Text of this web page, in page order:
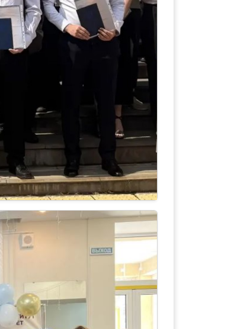
выпуск специалистов в
информационных систем и их